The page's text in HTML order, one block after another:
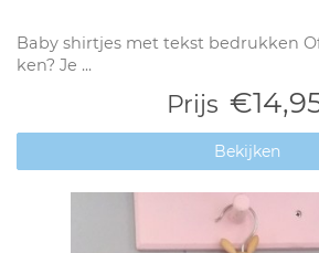
Baby shirtjes met tekst bedrukken
ken? Je ...
Prijs
Bekijken